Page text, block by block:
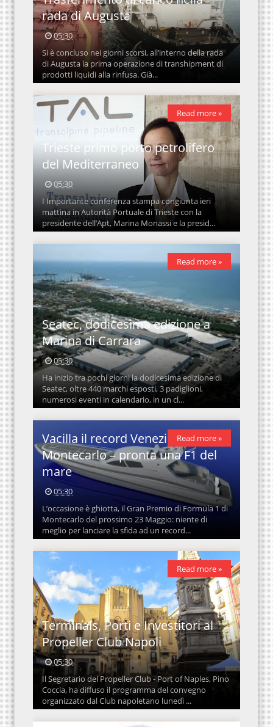
rada di Augusta
05:30
Si è concluso nei giorni scorsi, all’interno della rada
di Augusta la prima operazione di transhipment di
prodotti liquidi alla rinfusa. Già...
Trieste primo porto petrolifero
del Mediterraneo
05:30
I Importante conferenza stampa congiunta ieri
mattina in Autorità Portuale di Trieste con la
presidente dell’Apt, Marina Monassi e la presid...
Read more »
Seatec, dodicesima edizione a
Marina di Carrara
05:30
Ha inizio tra pochi giorni la dodicesima edizione di
Seatec, oltre 440 marchi esposti, 3 padiglioni,
numerosi eventi in calendario, in un cl...
Read more »
Vacilla il record Venezia-
Montecarlo – pronta una F1 del
mare
05:30
L’occasione è ghiotta, il Gran Premio di Formula 1 di
Montecarlo del prossimo 23 Maggio: niente di
meglio per lanciare la sfida ad un record...
Read more »
Terminals, Porti e Investitori al
Propeller Club Napoli
05:30
Il Segretario del Propeller Club - Port of Naples, Pino
Coccia, ha diffuso il programma del convegno
organizzato dal Club napoletano lunedì ...
Read more »